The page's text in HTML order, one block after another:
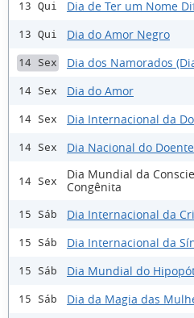
13 Qui Dia de Ter um Nome
13 Qui Dia do Amor Negro
14 Sex Dia dos Namorados
14 Sex Dia do Amor
14 Sex Dia Internacional da
14 Sex Dia Nacional do
14 Sex
Dia Mundial da
Congênita
15 Sáb Dia Internacional da
15 Sáb Dia Internacional da
15 Sáb Dia Mundial do
15 Sáb Dia da Magia das